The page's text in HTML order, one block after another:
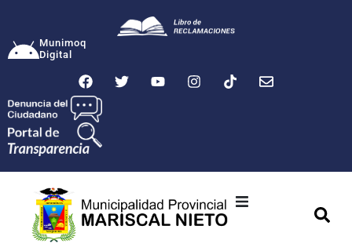
Munimoq
Digital